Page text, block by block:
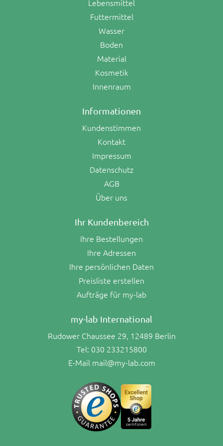
Lebensmittel
Futtermittel
Wasser
Boden
Material
Kosmetik
Innenraum
Informationen
Kundenstimmen
Kontakt
Impressum
Datenschutz
AGB
Über uns
Ihr Kundenbereich
Ihre Bestellungen
Ihre Adressen
Ihre persönlichen Daten
Preisliste erstellen
Aufträge für my-lab
my-lab International
Rudower Chaussee 29, 12489 Berlin
Tel: 030 233215800
E-Mail mail@my-lab.com